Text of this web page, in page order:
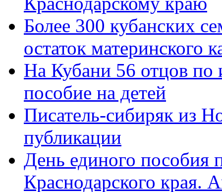
Более 300 кубанских
остаток материнского
На Кубани 56 отцов по
пособие на детей
Писатель-сибиряк из
публикации
День единого пособия
Краснодарского края.